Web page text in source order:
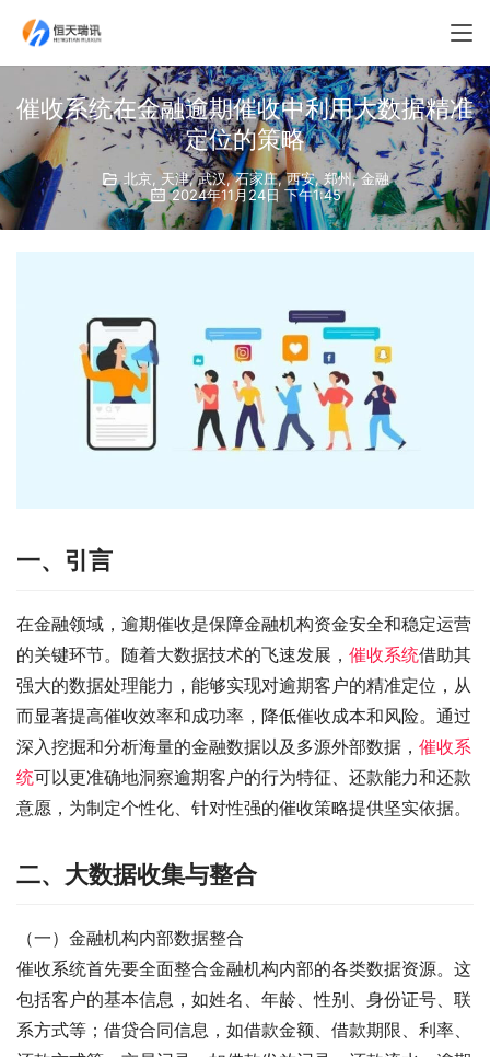
催收系统在金融逾期催收中利用大数据精准
定位的策略
北京,天津,武汉,石家庄,西安, 郑州,金融
2024年11月24日 下午1:45
一、引言
在金融领域，逾期催收是保障金融机构资金安全和稳定运营
的关键环节。随着大数据技术的飞速发展， 催收系统借助其
强大的数据处理能力，能够实现对逾期客户的精准定位，从
而显著提高催收效率和成功率，降低催收成本和风险。通过
深入挖掘和分析海量的金融数据以及多源外部数据， 催收系
统可以更准确地洞察逾期客户的行为特征、还款能力和还款
意愿，为制定个性化、针对性强的催收策略提供坚实依据。
二、大数据收集与整合
（一）金融机构内部数据整合
催收系统首先要全面整合金融机构内部的各类数据资源。这
包括客户的基本信息，如姓名、年龄、性别、身份证号、联
系方式等；借贷合同信息，如借款金额、借款期限、利率、